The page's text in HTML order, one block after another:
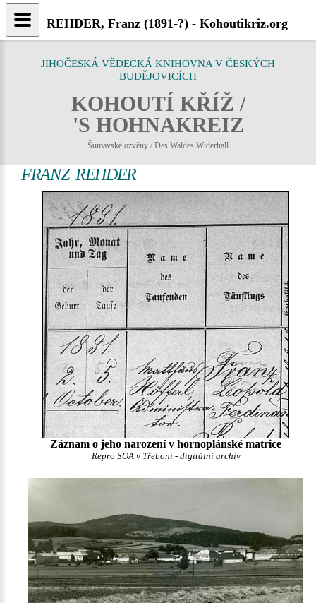
JIHOČESKÁ VĚDECKÁ KNIHOVNA V ČESKÝCH
BUDĚJOVICÍCH
KOHOUTÍ KŘÍŽ /
'S HOHNAKREIZ
Šumavské ozvěny / Des Waldes Widerhall
FRANZ REHDER
Záznam o jeho narození v hornoplánské matrice
Repro SOA v Třeboni - digitální archiv
REHDER, Franz (1891-?) - Kohoutikriz.org